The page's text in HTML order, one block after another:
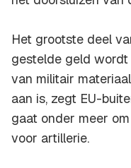
Het grootste deel
gestelde geld
van militair
aan is, zegt EU-
gaat onder meer
voor artillerie.